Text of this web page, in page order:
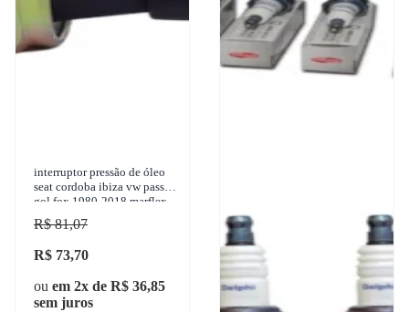
interruptor pressão de óleo
seat cordoba ibiza vw passat
gol fox 1980-2018 marflex -
7128
R$ 81,07
R$ 73,70
ou em 2x de R$ 36,85
sem juros